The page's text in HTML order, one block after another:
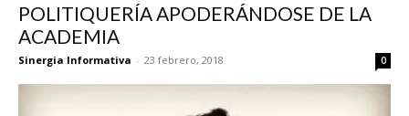
POLITIQUERÍA APODERÁNDOSE DE LA
ACADEMIA
Sinergia Informativa - 23 febrero, 2018 0